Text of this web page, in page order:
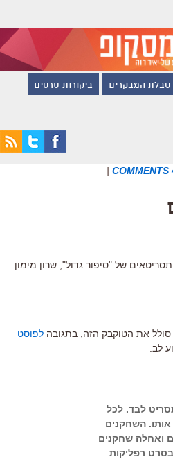
טבלת המבקרים ביקורות סרטים
4
|
של "סיפור גדול", שרון מימון
סולל את הטוקבק הזה, בתגובה לפוסט
לב:
לבד. לכל
אותו. השחקנים
ואחלה שחקנים
רפליקות